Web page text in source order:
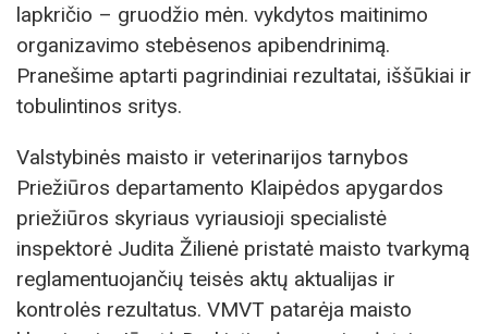
lapkričio – gruodžio mėn. vykdytos maitinimo
organizavimo stebėsenos apibendrinimą.
Pranešime aptarti pagrindiniai rezultatai, iššūkiai ir
tobulintinos sritys.
Valstybinės maisto ir veterinarijos tarnybos
Priežiūros departamento Klaipėdos apygardos
priežiūros skyriaus vyriausioji specialistė
inspektorė Judita Žilienė pristatė maisto tvarkymą
reglamentuojančių teisės aktų aktualijas ir
kontrolės rezultatus. VMVT patarėja maisto